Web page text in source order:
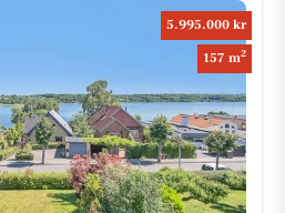
5.995.000 kr
157 m2